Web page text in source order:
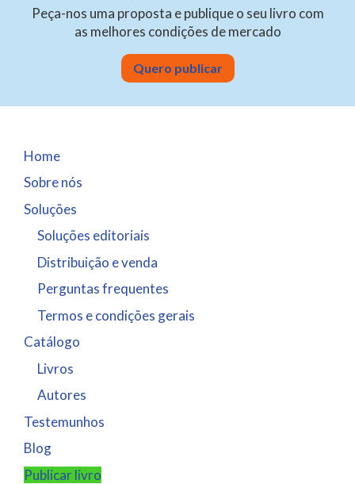
Peça-nos uma proposta e publique o seu livro com
as melhores condições de mercado
Quero publicar
Home
Sobre nós
Soluções
Soluções editoriais
Distribuição e venda
Perguntas frequentes
Termos e condições gerais
Catálogo
Livros
Autores
Testemunhos
Blog
Publicar livro